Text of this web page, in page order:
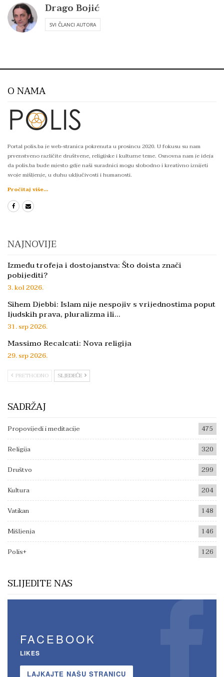
Drago Bojić
SVI ČLANCI AUTORA
O NAMA
Portal polis.ba je web-stranica pokrenuta u prosincu 2020. U fokusu su nam
prvenstveno različite društvene, religijske i kulturne teme. Osnovna nam je ideja
da polis.ba bude mjesto gdje naši suradnici mogu slobodno i kreativno iznijeti
svoje mišljenje, u duhu uključivosti i humanosti.
Pročitaj više...
NAJNOVIJE
Između trofeja i dostojanstva: Što doista znači
pobijediti?
3. kol 2026.
Sihem Djebbi: Islam nije nespojiv s vrijednostima poput
ljudskih prava, pluralizma ili…
31. srp 2026.
Massimo Recalcati: Nova religija
29. srp 2026.
PRETHODNO SLJEDEĆE
SADRŽAJ
Propovijedi i meditacije
475
Religija
320
Društvo
299
Kultura
204
Vatikan
148
Mišljenja
146
Polis+
126
SLIJEDITE NAS
FACEBOOK
LIKES
LAJKAJTE NAŠU STRANICU